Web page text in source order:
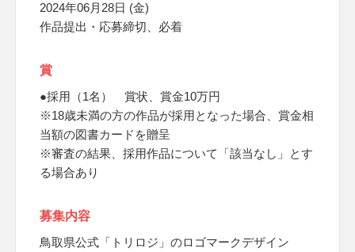
2024年06月28日 (金)
作品提出・応募締切、必着
賞
●採用（1名） 賞状、賞金10万円
※18歳未満の方の作品が採用となった場合、賞金相
当額の図書カードを贈呈
※審査の結果、採用作品について「該当なし」とす
る場合あり
募集内容
鳥取県公式「トリロジ」のロゴマークデザイン